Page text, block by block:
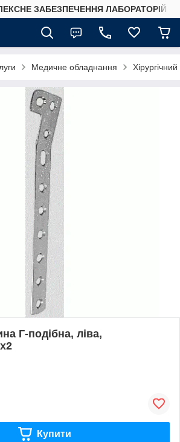
ЗАБЕЗПЕЧЕННЯ ЛАБОРАТОРІЙ
Медичне обладнання
Г-подібна, ліва,
Купити